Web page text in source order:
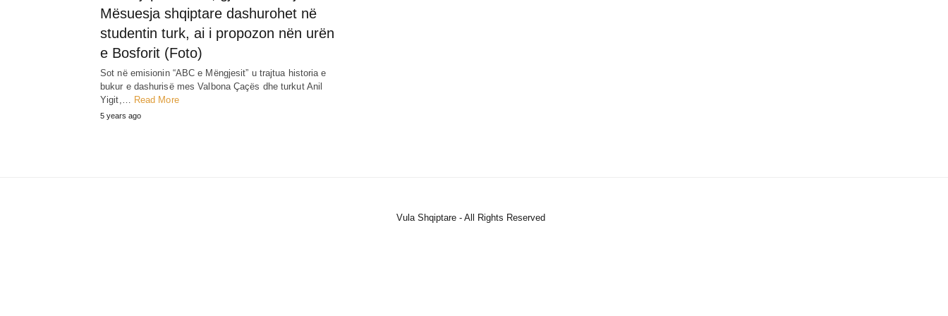
Mësuesja shqiptare dashurohet në
studentin turk, ai i propozon nën urën
e Bosforit (Foto)
Sot në emisionin “ABC e Mëngjesit” u trajtua historia e
bukur e dashurisë mes Valbona Çaçës dhe turkut Anil
Yigit,… Read More
5 years ago
Vula Shqiptare - All Rights Reserved